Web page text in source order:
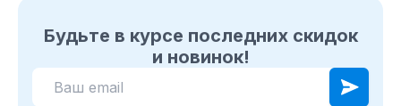
Будьте в курсе последних скидок
и новинок!